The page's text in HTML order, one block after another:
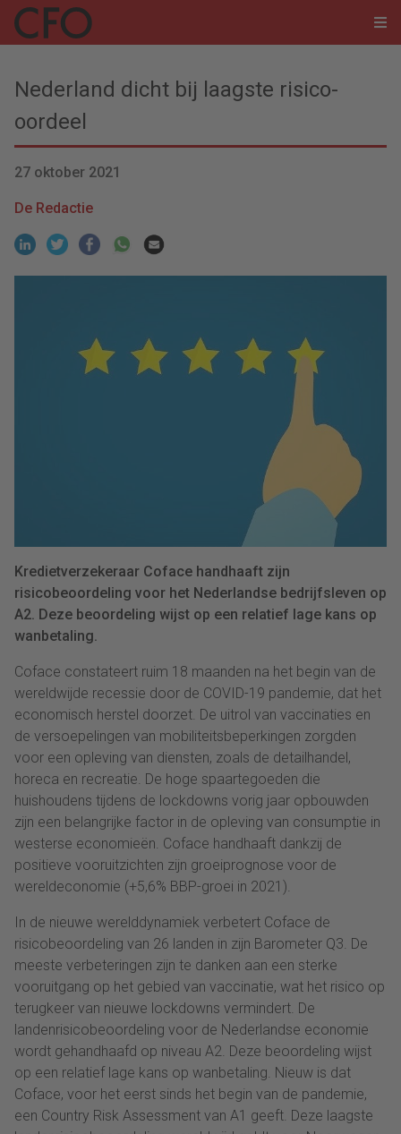
Nederland dicht bij laagste risico-
oordeel
27 oktober 2021
De Redactie
Kredietverzekeraar Coface handhaaft zijn
risicobeoordeling voor het Nederlandse bedrijfsleven op
A2. Deze beoordeling wijst op een relatief lage kans op
wanbetaling.
Coface constateert ruim 18 maanden na het begin van de
wereldwijde recessie door de COVID-19 pandemie, dat het
economisch herstel doorzet. De uitrol van vaccinaties en
de versoepelingen van mobiliteitsbeperkingen zorgden
voor een opleving van diensten, zoals de detailhandel,
horeca en recreatie. De hoge spaartegoeden die
huishoudens tijdens de lockdowns vorig jaar opbouwden
zijn een belangrijke factor in de opleving van consumptie in
westerse economieën. Coface handhaaft dankzij de
positieve vooruitzichten zijn groeiprognose voor de
wereldeconomie (+5,6% BBP-groei in 2021).
In de nieuwe werelddynamiek verbetert Coface de
risicobeoordeling van 26 landen in zijn Barometer Q3. De
meeste verbeteringen zijn te danken aan een sterke
vooruitgang op het gebied van vaccinatie, wat het risico op
terugkeer van nieuwe lockdowns vermindert. De
landenrisicobeoordeling voor de Nederlandse economie
wordt gehandhaafd op niveau A2. Deze beoordeling wijst
op een relatief lage kans op wanbetaling. Nieuw is dat
Coface, voor het eerst sinds het begin van de pandemie,
een Country Risk Assessment van A1 geeft. Deze laagste